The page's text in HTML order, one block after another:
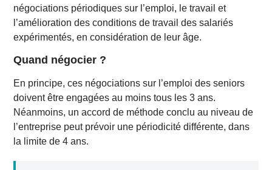
négociations périodiques sur l’emploi, le travail et
l’amélioration des conditions de travail des salariés
expérimentés, en considération de leur âge.
Quand négocier ?
En principe, ces négociations sur l’emploi des seniors
doivent être engagées au moins tous les 3 ans.
Néanmoins, un accord de méthode conclu au niveau de
l’entreprise peut prévoir une périodicité différente, dans
la limite de 4 ans.